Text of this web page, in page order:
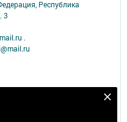
Республика
3
.
для персонализации сервисов и
в настройках браузера.